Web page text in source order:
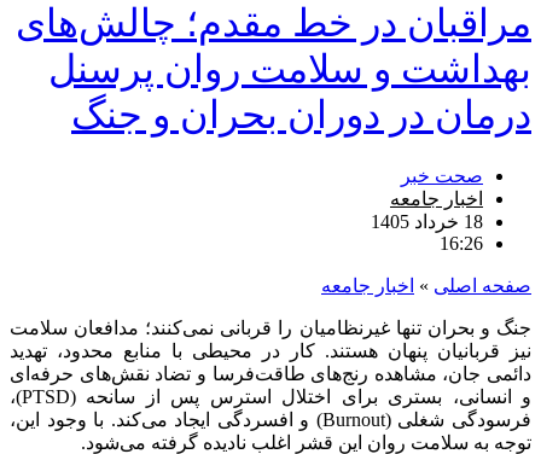
مراقبان در خط مقدم؛ چالش‌های
بهداشت و سلامت روان پرسنل
درمان در دوران بحران و جنگ
صحت خبر
اخبار جامعه
18 خرداد 1405
16:26
صفحه اصلی » اخبار جامعه
جنگ و بحران تنها غیرنظامیان را قربانی نمی‌کنند؛ مدافعان سلامت
نیز قربانیان پنهان هستند. کار در محیطی با منابع محدود، تهدید
دائمی جان، مشاهده رنج‌های طاقت‌فرسا و تضاد نقش‌های حرفه‌ای
و انسانی، بستری برای اختلال استرس پس از سانحه (PTSD)،
فرسودگی شغلی (Burnout) و افسردگی ایجاد می‌کند. با وجود این،
توجه به سلامت روان این قشر اغلب نادیده گرفته می‌شود.